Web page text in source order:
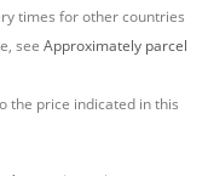
times for other countries
see Approximately parcel
the price indicated in this